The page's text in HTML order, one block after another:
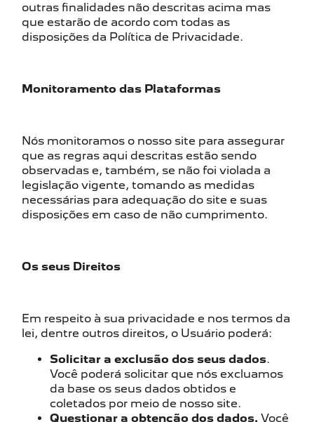
outras finalidades não descritas acima mas
que estarão de acordo com todas as
disposições da Política de Privacidade.
Monitoramento das Plataformas
Nós monitoramos o nosso site para assegurar
que as regras aqui descritas estão sendo
observadas e, também, se não foi violada a
legislação vigente, tomando as medidas
necessárias para adequação do site e suas
disposições em caso de não cumprimento.
Os seus Direitos
Em respeito à sua privacidade e nos termos da
lei, dentre outros direitos, o Usuário poderá:
Solicitar a exclusão dos seus dados.
Você poderá solicitar que nós excluamos
da base os seus dados obtidos e
coletados por meio de nosso site.
Questionar a obtenção dos dados. Você